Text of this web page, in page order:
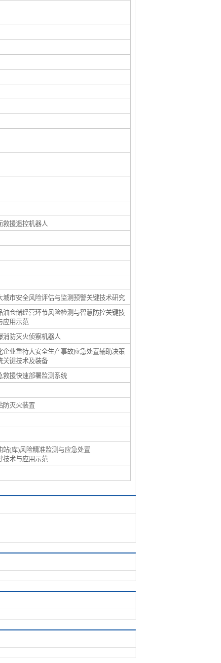
救援遥控机器人
城市安全风险评估与监测预警关键技术研究
油仓储经营环节风险检测与智慧防控关键技
应用示范
消防灭火侦察机器人
企业重特大安全生产事故应急处置辅助决策
关键技术及装备
救援快速部署监测系统
防灭火装置
站(库)风险精准监测与应急处置
技术与应用示范